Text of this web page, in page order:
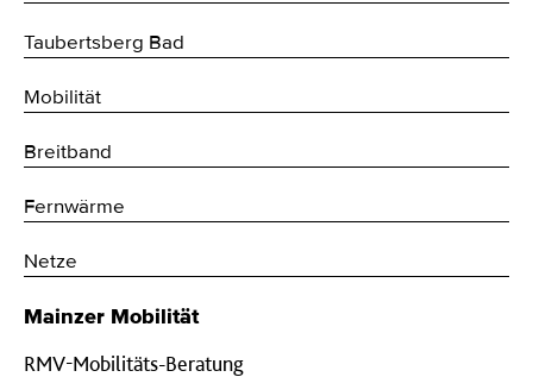
Taubertsberg Bad
Mobilität
Breitband
Fernwärme
Netze
Mainzer Mobilität
RMV-Mobilitäts-Beratung